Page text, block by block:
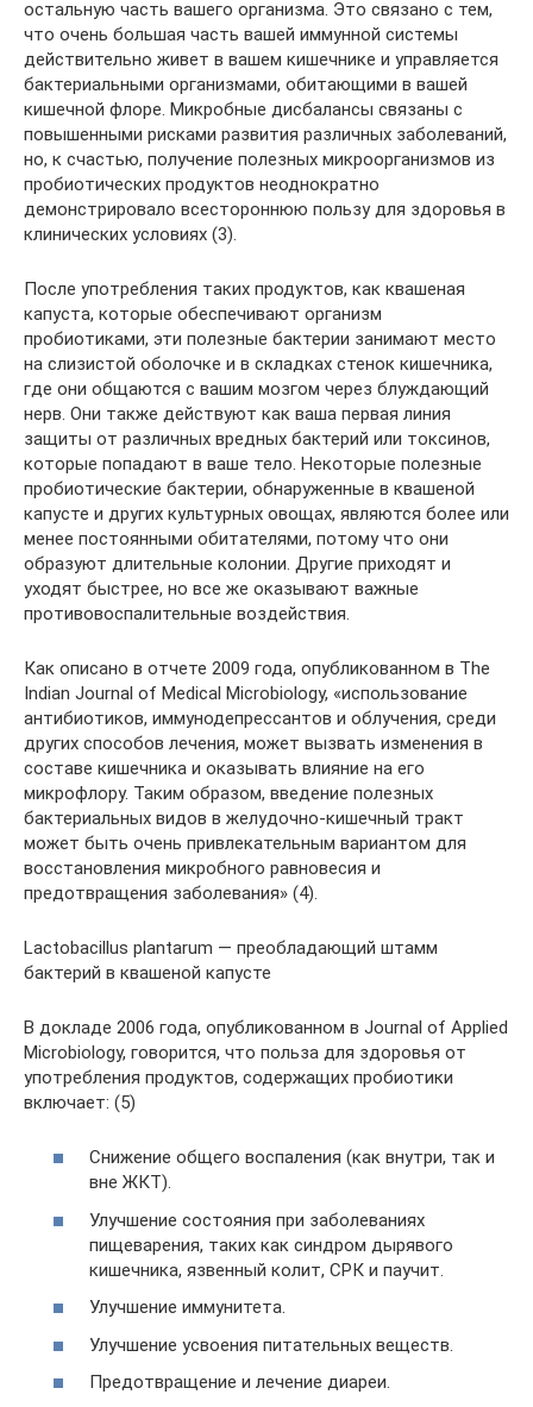
остальную часть вашего организма. Это связано с тем,
что очень большая часть вашей иммунной системы
действительно живет в вашем кишечнике и управляется
бактериальными организмами, обитающими в вашей
кишечной флоре. Микробные дисбалансы связаны с
повышенными рисками развития различных заболеваний,
но, к счастью, получение полезных микроорганизмов из
пробиотических продуктов неоднократно
демонстрировало всестороннюю пользу для здоровья в
клинических условиях (3).
После употребления таких продуктов, как квашеная
капуста, которые обеспечивают организм
пробиотиками, эти полезные бактерии занимают место
на слизистой оболочке и в складках стенок кишечника,
где они общаются с вашим мозгом через блуждающий
нерв. Они также действуют как ваша первая линия
защиты от различных вредных бактерий или токсинов,
которые попадают в ваше тело. Некоторые полезные
пробиотические бактерии, обнаруженные в квашеной
капусте и других культурных овощах, являются более или
менее постоянными обитателями, потому что они
образуют длительные колонии. Другие приходят и
уходят быстрее, но все же оказывают важные
противовоспалительные воздействия.
Как описано в отчете 2009 года, опубликованном в The
Indian Journal of Medical Microbiology, «использование
антибиотиков, иммунодепрессантов и облучения, среди
других способов лечения, может вызвать изменения в
составе кишечника и оказывать влияние на его
микрофлору. Таким образом, введение полезных
бактериальных видов в желудочно-кишечный тракт
может быть очень привлекательным вариантом для
восстановления микробного равновесия и
предотвращения заболевания» (4).
Lactobacillus plantarum — преобладающий штамм
бактерий в квашеной капусте
В докладе 2006 года, опубликованном в Journal of Applied
Microbiology, говорится, что польза для здоровья от
употребления продуктов, содержащих пробиотики
включает: (5)
Снижение общего воспаления (как внутри, так и
вне ЖКТ).
Улучшение состояния при заболеваниях
пищеварения, таких как синдром дырявого
кишечника, язвенный колит, СРК и паучит.
Улучшение иммунитета.
Улучшение усвоения питательных веществ.
Предотвращение и лечение диареи.